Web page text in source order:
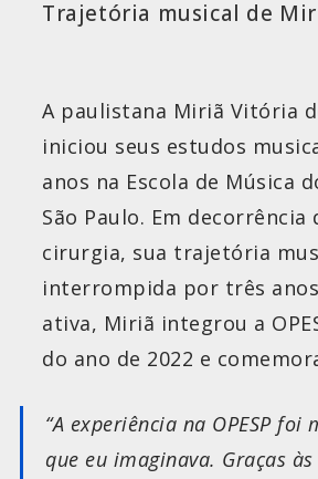
Trajetória musical de
A paulistana Miriã Vitória
iniciou seus estudos
anos na Escola de Música
São Paulo. Em decorrência
cirurgia, sua trajetória
interrompida por três
ativa, Miriã integrou a
do ano de 2022 e
“A experiência na OPESP
que eu imaginava. Graças